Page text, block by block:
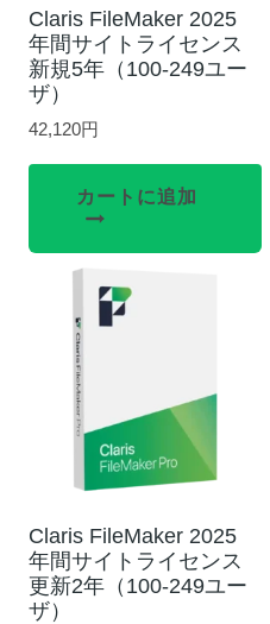
Claris FileMaker 2025
年間サイトライセンス
新規5年（100-249ユー
ザ）
42,120円
カートに追加
Claris FileMaker 2025
年間サイトライセンス
更新2年（100-249ユー
ザ）